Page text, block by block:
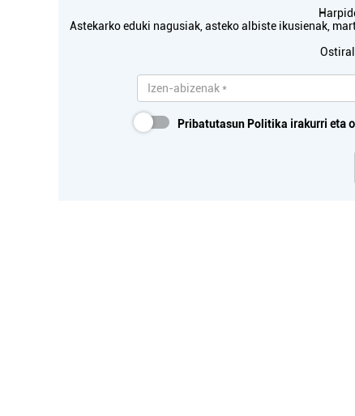
Astekarko eduki nagusiak, asteko albiste ikusienak,
Pribatutasun Politika irakurri eta